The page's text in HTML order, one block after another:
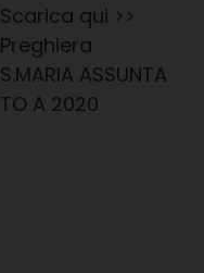
Scarica qui >>
Preghiera
S.MARIA ASSUNTA
TO A 2020